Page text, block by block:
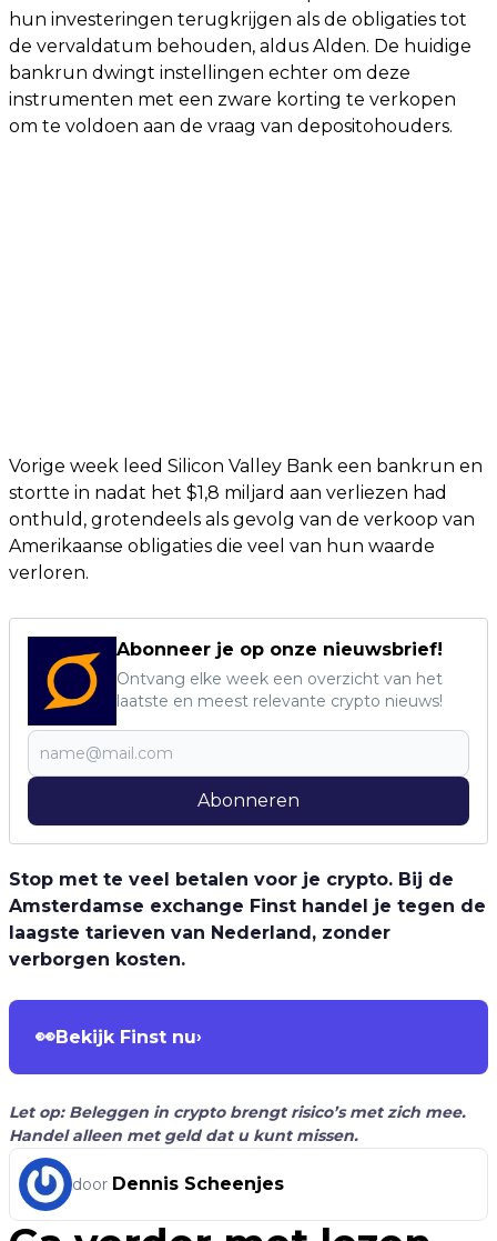
hun investeringen terugkrijgen als de obligaties tot
de vervaldatum behouden, aldus Alden. De huidige
bankrun dwingt instellingen echter om deze
instrumenten met een zware korting te verkopen
om te voldoen aan de vraag van depositohouders.
Vorige week leed Silicon Valley Bank een bankrun en
stortte in nadat het $1,8 miljard aan verliezen had
onthuld, grotendeels als gevolg van de verkoop van
Amerikaanse obligaties die veel van hun waarde
verloren.
Abonneer je op onze nieuwsbrief!
Ontvang elke week een overzicht van het
laatste en meest relevante crypto nieuws!
Abonneren
Stop met te veel betalen voor je crypto. Bij de
Amsterdamse exchange Finst handel je tegen de
laagste tarieven van Nederland, zonder
verborgen kosten.
👀Bekijk Finst nu›
Let op: Beleggen in crypto brengt risico’s met zich mee.
Handel alleen met geld dat u kunt missen.
door Dennis Scheenjes